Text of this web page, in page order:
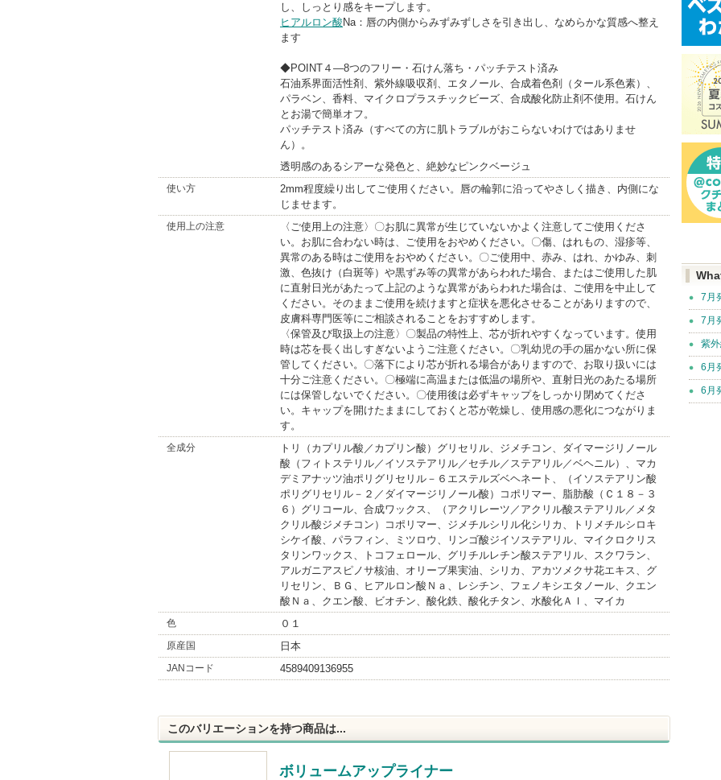
し、しっとり感をキープします。
ヒアルロン酸 Na：唇の内側からみずみずしさを引き出し、なめらかな質感へ整え
ます
◆POINT４―8つのフリー・石けん落ち・パッチテスト済み
石油系界面活性剤、紫外線吸収剤、エタノール、合成着色剤（タール系色素）、
パラベン、香料、マイクロプラスチックビーズ、合成酸化防止剤不使用。石けん
とお湯で簡単オフ。
パッチテスト済み（すべての方に肌トラブルがおこらないわけではありませ
ん）。
透明感のあるシアーな発色と、絶妙なピンクベージュ
使い方
2mm程度繰り出してご使用ください。唇の輪郭に沿ってやさしく描き、内側にな
じませます。
使用上の注意
〈ご使用上の注意〉〇お肌に異常が生じていないかよく注意してご使用くださ
い。お肌に合わない時は、ご使用をおやめください。〇傷、はれもの、湿疹等、
異常のある時はご使用をおやめください。〇ご使用中、赤み、はれ、かゆみ、刺
激、色抜け（白斑等）や黒ずみ等の異常があらわれた場合、またはご使用した肌
に直射日光があたって上記のような異常があらわれた場合は、ご使用を中止して
ください。そのままご使用を続けますと症状を悪化させることがありますので、
皮膚科専門医等にご相談されることをおすすめします。
〈保管及び取扱上の注意〉〇製品の特性上、芯が折れやすくなっています。使用
時は芯を長く出しすぎないようご注意ください。〇乳幼児の手の届かない所に保
管してください。〇落下により芯が折れる場合がありますので、お取り扱いには
十分ご注意ください。〇極端に高温または低温の場所や、直射日光のあたる場所
には保管しないでください。〇使用後は必ずキャップをしっかり閉めてくださ
い。キャップを開けたままにしておくと芯が乾燥し、使用感の悪化につながりま
す。
全成分
トリ（カプリル酸／カプリン酸）グリセリル、ジメチコン、ダイマージリノール
酸（フィトステリル／イソステアリル／セチル／ステアリル／ベヘニル）、マカ
デミアナッツ油ポリグリセリル－６エステルズベヘネート、（イソステアリン酸
ポリグリセリル－２／ダイマージリノール酸）コポリマー、脂肪酸（Ｃ１８－３
６）グリコール、合成ワックス、（アクリレーツ／アクリル酸ステアリル／メタ
クリル酸ジメチコン）コポリマー、ジメチルシリル化シリカ、トリメチルシロキ
シケイ酸、パラフィン、ミツロウ、リンゴ酸ジイソステアリル、マイクロクリス
タリンワックス、トコフェロール、グリチルレチン酸ステアリル、スクワラン、
アルガニアスピノサ核油、オリーブ果実油、シリカ、アカツメクサ花エキス、グ
リセリン、ＢＧ、ヒアルロン酸Ｎａ、レシチン、フェノキシエタノール、クエン
酸Ｎａ、クエン酸、ビオチン、酸化鉄、酸化チタン、水酸化Ａｌ、マイカ
色 ０１
原産国 日本
JANコード 4589409136955
このバリエーションを持つ商品は...
ボリュームアップライナー
7月
7月
紫
6月
6月